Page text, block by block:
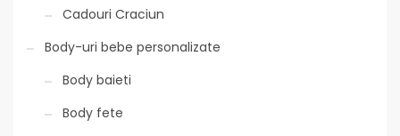
Cadouri Craciun
Body-uri bebe personalizate
Body baieti
Body fete